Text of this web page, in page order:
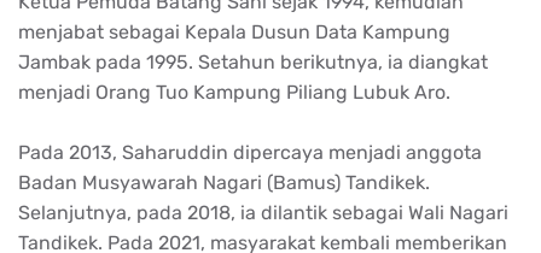
menjabat sebagai Kepala Dusun Data Kampung
Jambak pada 1995. Setahun berikutnya, ia diangkat
menjadi Orang Tuo Kampung Piliang Lubuk Aro.
Pada 2013, Saharuddin dipercaya menjadi anggota
Badan Musyawarah Nagari (Bamus) Tandikek.
Selanjutnya, pada 2018, ia dilantik sebagai Wali Nagari
Tandikek. Pada 2021, masyarakat kembali memberikan